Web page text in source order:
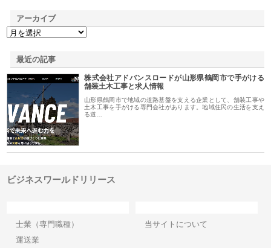
アーカイブ
最近の記事
株式会社アドバンスロードが山形県鶴岡市で手がける
舗装土木工事と求人情報
山形県鶴岡市で地域の道路基盤を支える企業として、舗装工事や
土木工事を手がける専門会社があります。地域住民の生活を支え
る道…
ビジネスワールドリリース
士業（専門職種）
運送業
当サイトについて